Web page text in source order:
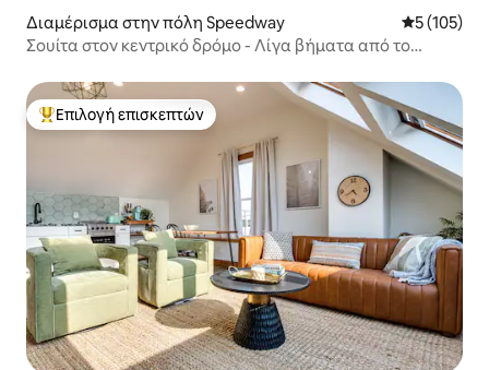
Διαμέρισμα στην πόλη Speedway Μέση
5 (105)
Σουίτα στον κεντρικό δρόμο - Λίγα βήματα από το
Κορυφαία επιλογή επισκεπτών
Επιλογή επισκεπτών